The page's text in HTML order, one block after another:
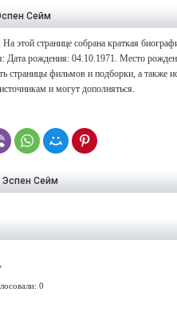
Сейм
этой странице собрана краткая
Дата рождения: 04.10.1971. Место
страницы фильмов и подборки, а также
и могут дополняться.
Эспен Сейм
0